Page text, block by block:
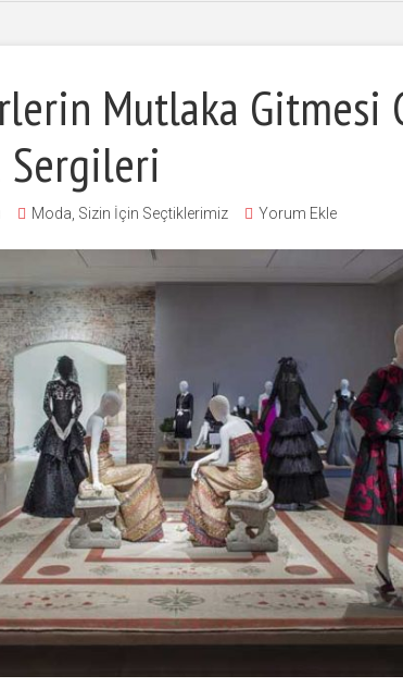
Mutlaka Gitmesi
Sergileri
Moda Sizin İçin Seçtiklerimiz Yorum Ekle